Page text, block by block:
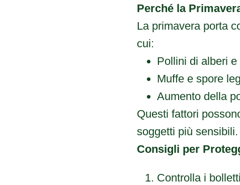
Perché la
La primavera porta
cui:
Pollini di alberi
Muffe e spore
Aumento della
Questi fattori
soggetti più sensibili.
Consigli per
Controlla i